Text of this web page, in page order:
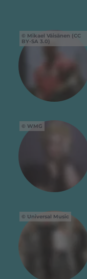
Mikael Väisänen (CC
BY-SA 3.0)
WMG
Universal Music